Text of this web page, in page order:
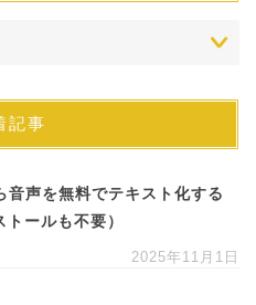
記事
声を無料でテキスト化する
ールも不要）
2025年11月1日